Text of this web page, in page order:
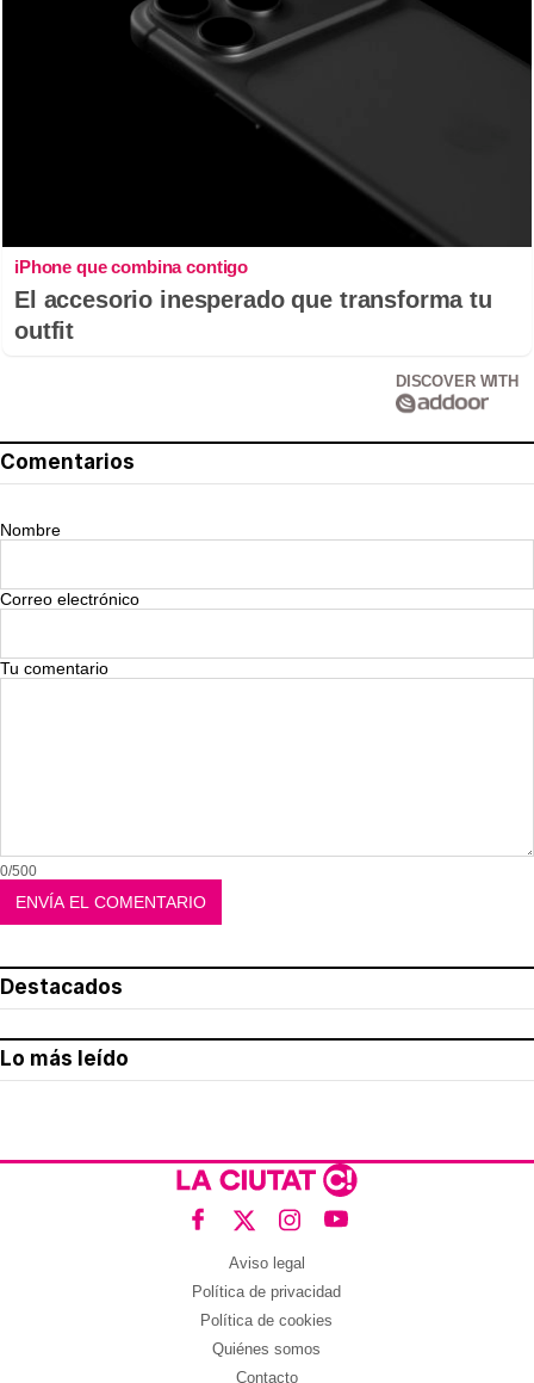
iPhone que combina contigo
El accesorio inesperado que transforma tu
outfit
DISCOVER WITH
Comentarios
Nombre
Correo electrónico
Tu comentario
0/500
Destacados
Lo más leído
Aviso legal
Política de privacidad
Política de cookies
Quiénes somos
Contacto